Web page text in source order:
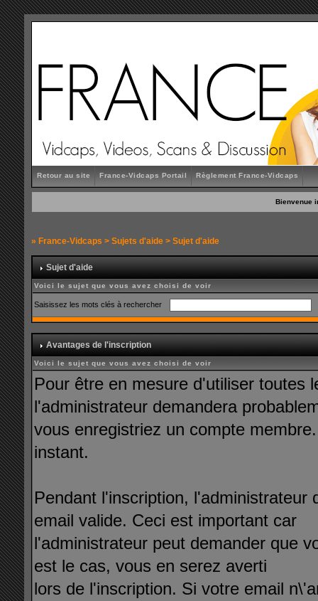
Retour au site France-Vidcaps Portail Règlement France-Vidcaps
Bienvenue
» France-Vidcaps >Sujets d'aide > Sujet d'aide
Sujet d'aide
Voici le sujet que vous avez choisi de voir
Saisissez les mots clés à rechercher
Avantages de l'inscription
Voici le sujet que vous avez choisi de voir
Pour être en mesure d'utiliser toutes
l'administrateur demandera
vous enregistriez un compte
instant.
Pendant l'inscription, l'administrateur
email valide. Ceci est important car
l'administrateur peut demander que
est le cas, vous en serez averti
lors de l'inscription. Si votre email